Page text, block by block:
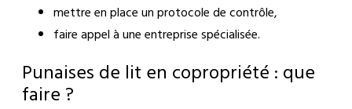
mettre en place un protocole de contrôle,
faire appel à une entreprise spécialisée.
Punaises de lit en copropriété : que
faire ?